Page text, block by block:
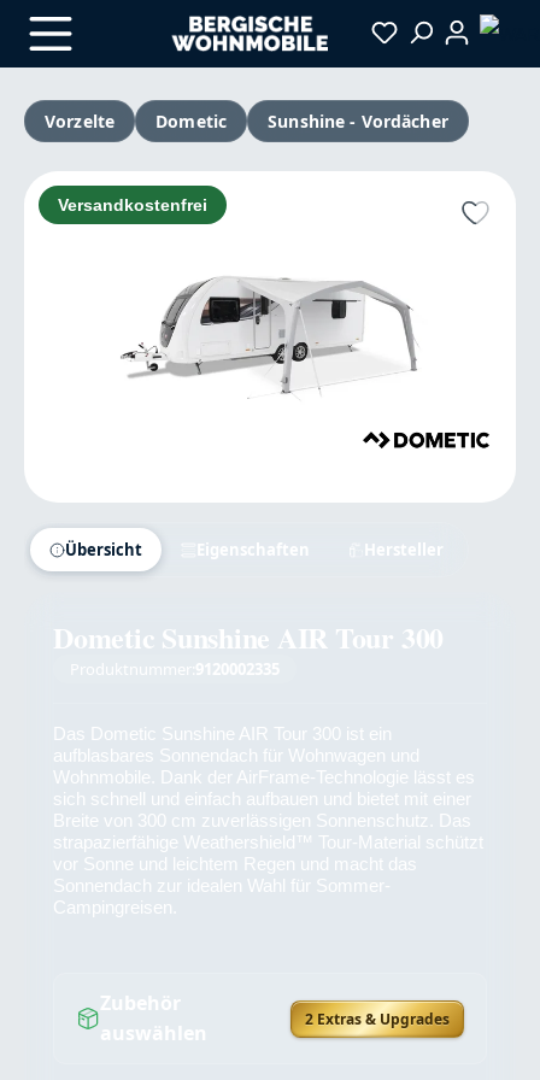
Zum Hauptinhalt springen
Vorzelte
Dometic Sunshine - Vordächer
Bildergalerie überspringen
Versandkostenfrei
Übersicht Eigenschaften Hersteller
Dometic Sunshine AIR Tour 300
Produktnummer: 9120002335
Das Dometic Sunshine AIR Tour 300 ist ein
aufblasbares Sonnendach für Wohnwagen und
Wohnmobile. Dank der AirFrame-Technologie lässt es
sich schnell und einfach aufbauen und bietet mit einer
Breite von 300 cm zuverlässigen Sonnenschutz. Das
strapazierfähige Weathershield™ Tour-Material schützt
vor Sonne und leichtem Regen und macht das
Sonnendach zur idealen Wahl für Sommer-
Campingreisen.
Zubehör
auswählen
2 Extras & Upgrades